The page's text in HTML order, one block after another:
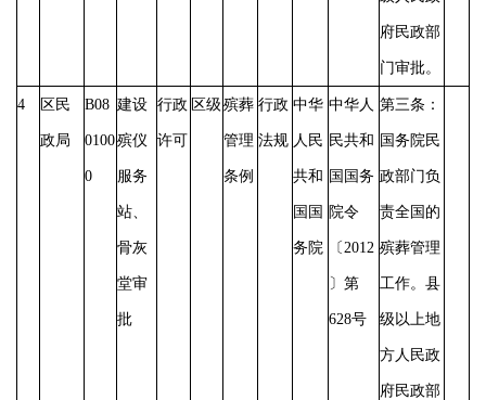
府民政部
门审批。
4 区民
政局
B08
0100
0
建设
殡仪
服务
站、
骨灰
堂审
批
行政
许可
区级 殡葬
管理
条例
行政
法规
中华
人民
共和
国国
务院
中华人
民共和
国国务
院令
〔 2012
〕第
628号
第三条：
国务院民
政部门负
责全国的
殡葬管理
工作。县
级以上地
方人民政
府民政部